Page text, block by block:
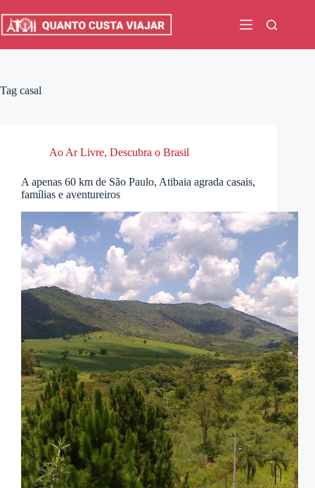
para
Tag casal
Ao Ar Livre, Descubra o Brasil
A apenas 60 km de São Paulo, Atibaia agrada casais,
famílias e aventureiros